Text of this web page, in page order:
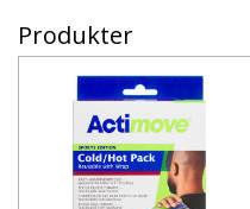
Produkter